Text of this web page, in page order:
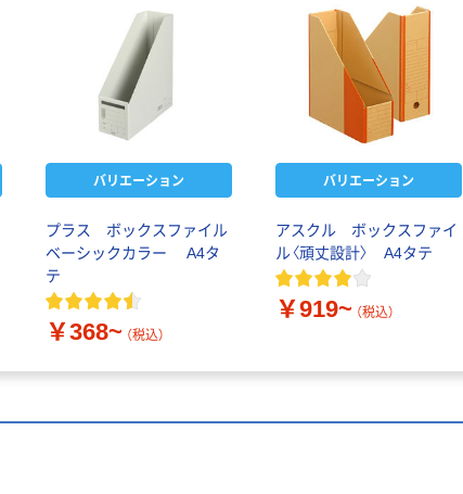
バリエーション
プラス ボックスファイル
ベーシックカラー A4タ
テ
￥368~ （税込）
バリエーション
アスクル ボックスファイ
ル〈頑丈設計〉 A4タテ
￥919~ （税込）